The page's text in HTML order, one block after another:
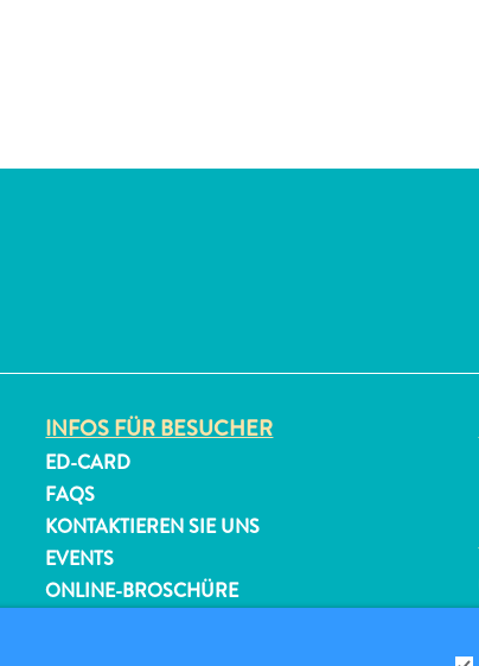
INFOS FÜR BESUCHER
ED-CARD
FAQS
KONTAKTIEREN SIE UNS
EVENTS
ONLINE-BROSCHÜRE